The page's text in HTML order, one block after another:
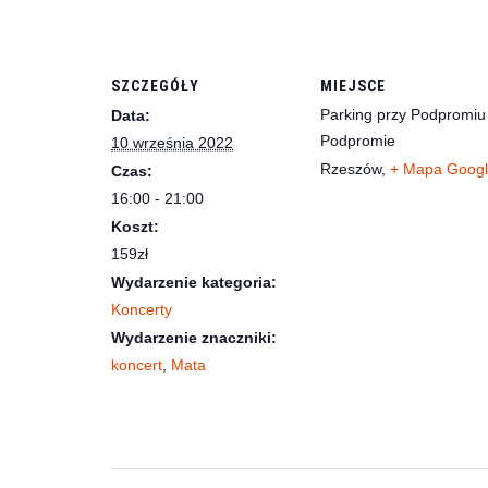
SZCZEGÓŁY
Data:
10 września 2022
Czas:
16:00 - 21:00
Koszt:
159zł
Wydarzenie kategoria:
Koncerty
Wydarzenie znaczniki:
koncert Mata
MIEJSCE
Parking przy Podpromiu
Podpromie
Rzeszów, + Mapa